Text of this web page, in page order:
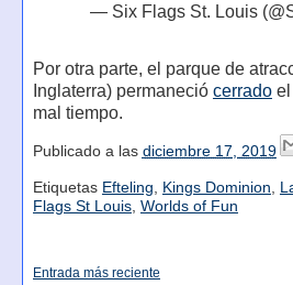
— Six Flags St. Louis
Por otra parte, el parque de
Inglaterra) permaneció cerradoel
mal tiempo.
Publicado a las diciembre 17, 2019
Etiquetas Efteling Kings Dominion
Flags St Louis, Worlds of Fun
Entrada más reciente